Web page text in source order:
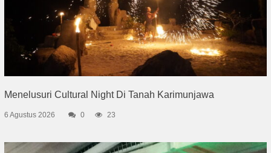
Menelusuri Cultural Night Di Tanah Karimunjawa
6 Agustus 2026 0 23